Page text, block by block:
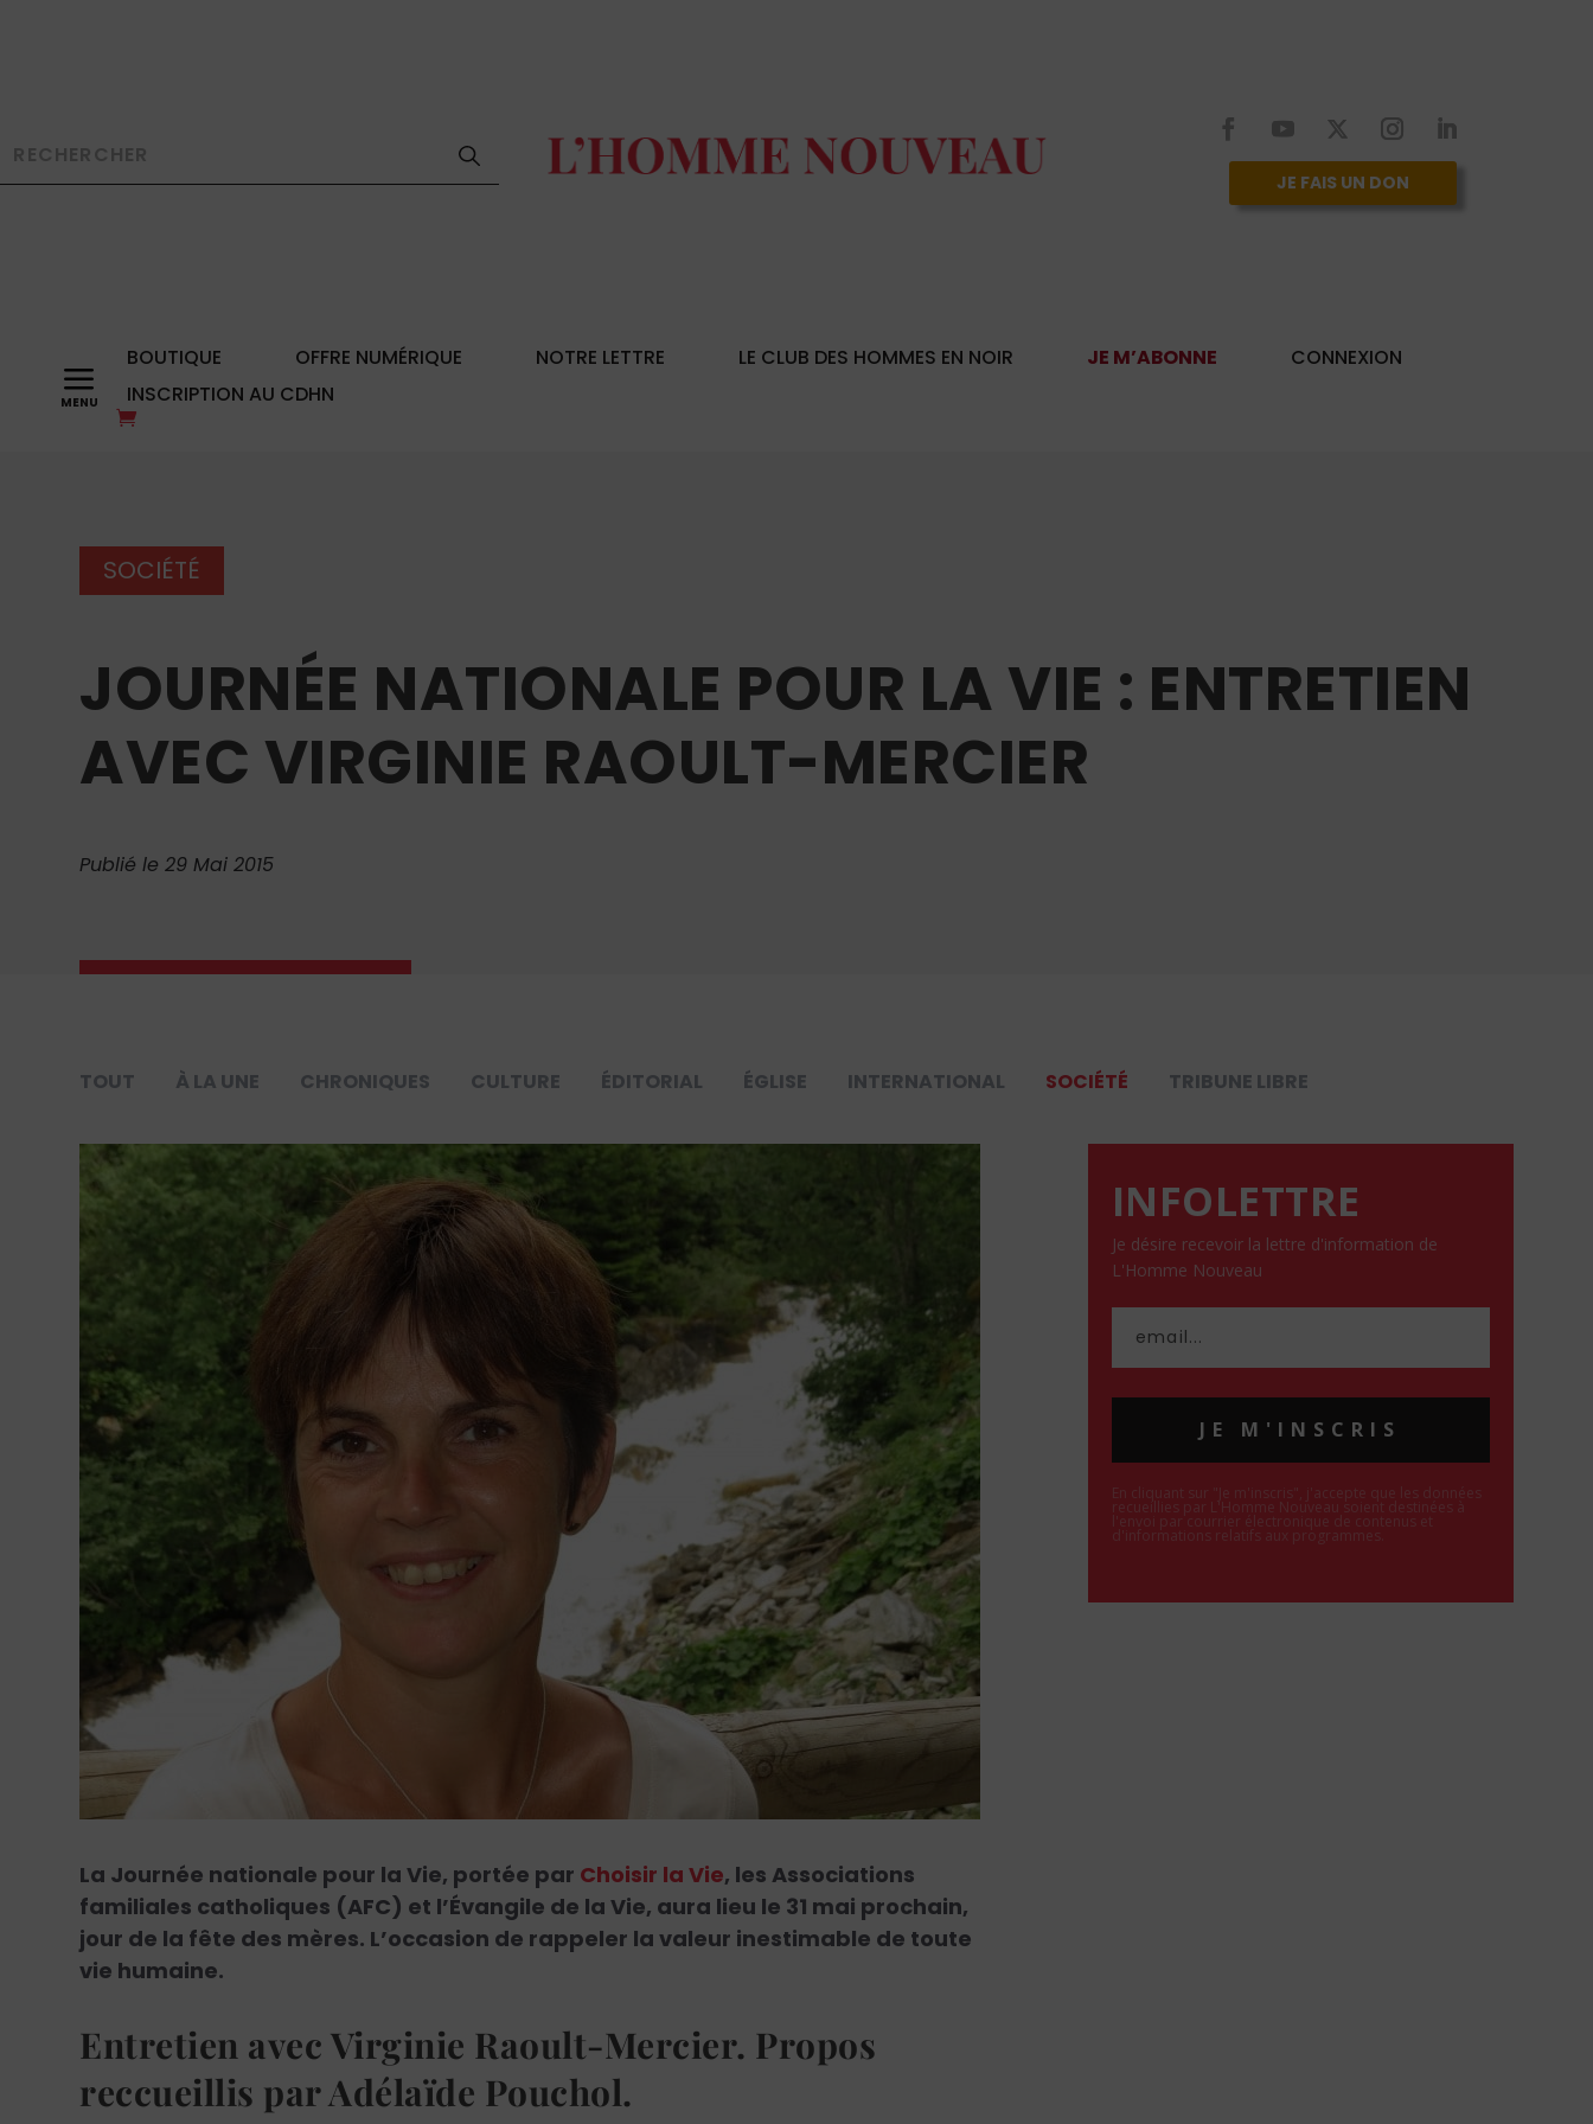
JE FAIS UN DON
a BOUTIQUE OFFRE NUMÉRIQUE NOTRE LETTRE LE CLUB DES HOMMES EN NOIR JE M’ABONNE
CONNEXION
INSCRIPTION AU CDHN
SOCIÉTÉ
JOURNÉE NATIONALE POUR LA VIE : ENTRETIEN
AVEC VIRGINIE RAOULT-MERCIER
Publié le 29 Mai 2015
TOUT À LA UNE CHRONIQUES CULTURE ÉDITORIAL ÉGLISE INTERNATIONAL SOCIÉTÉ TRIBUNE LIBRE
La Journée nationale pour la Vie, portée par Choisir la Vie, les Associations
familiales catholiques (AFC) et l’Évangile de la Vie, aura lieu le 31 mai prochain,
jour de la fête des mères. L’occasion de rappeler la valeur inestimable de toute
vie humaine.
Entretien avec Virginie Raoult-Mercier. Propos
reccueillis par Adélaïde Pouchol.
INFOLETTRE
Je désire recevoir la lettre d'information de
L'Homme Nouveau
JE M'INSCRIS
En cliquant sur "Je m'inscris", j'accepte que les données
recueillies par L'Homme Nouveau soient destinées à
l'envoi par courrier électronique de contenus et
d'informations relatifs aux programmes.